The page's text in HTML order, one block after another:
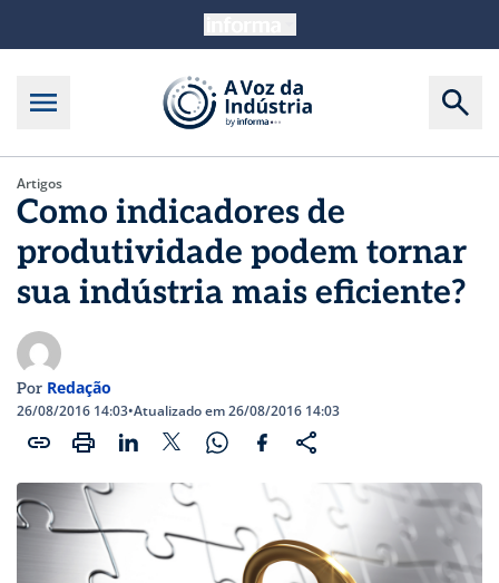
Artigos
Como indicadores de
produtividade podem tornar
sua indústria mais eficiente?
Por Redação
26/08/2016 14:03•Atualizado em 26/08/2016 14:03